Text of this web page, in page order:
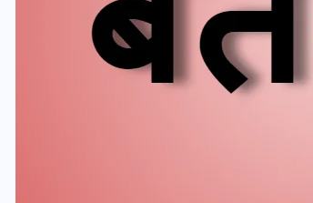
यूपी लेखपाल भर्ती:
मिली बड़ी राहत, 2158
बंपर वैकेंसी, जनरल कोटे